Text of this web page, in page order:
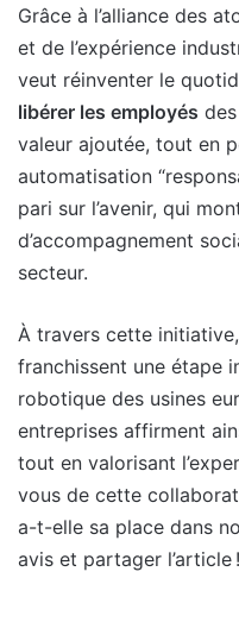
Grâce à l’alliance des
et de l’expérience
veut réinventer le
libérer les employés
valeur ajoutée, tout en
automatisation
pari sur l’avenir, qui
d’accompagnement
secteur.
À travers cette
franchissent une étape
robotique des usines
entreprises affirment
tout en valorisant
vous de cette
a-t-elle sa place dans
avis et partager l’article !